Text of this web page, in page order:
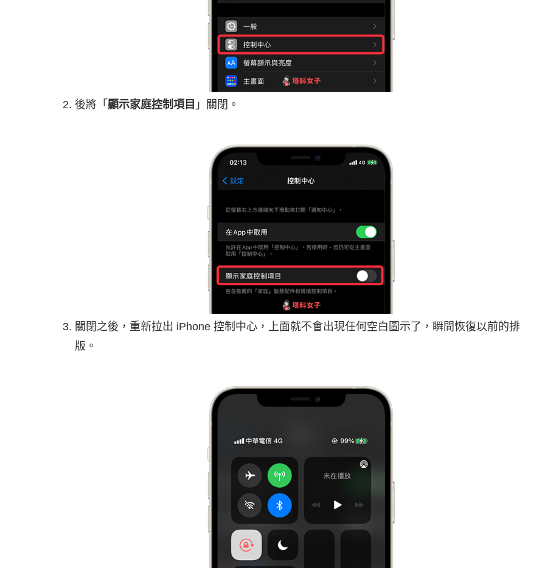
後將「 顯示家庭控制項目 」關閉。
關閉之後，重新拉出 iPhone 控制中心，上面就不會出現任何空白圖示了，瞬間恢復以前的排
版。